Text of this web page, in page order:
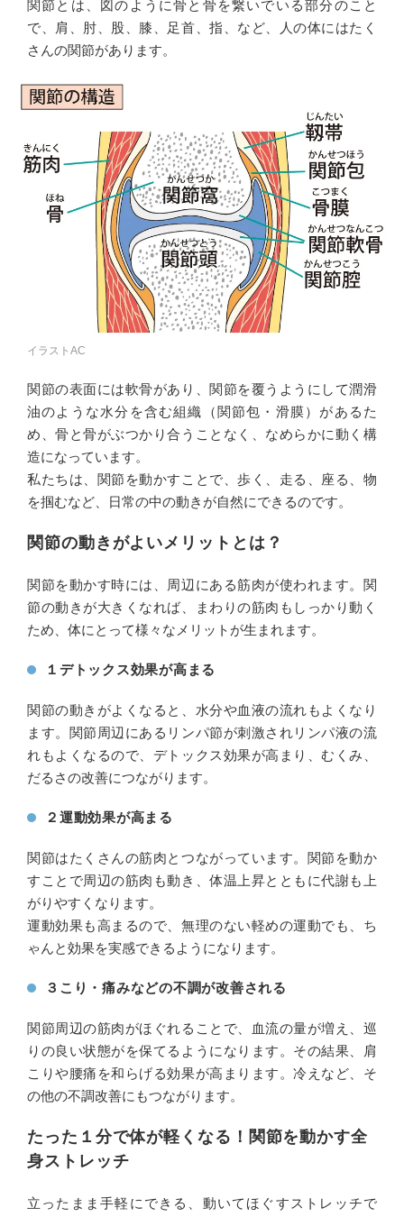
関節とは、図のように骨と骨を繋いでいる部分のこと
で、肩、肘、股、膝、足首、指、など、人の体にはたく
さんの関節があります。
イラストAC
関節の表面には軟骨があり、関節を覆うようにして潤滑
油のような水分を含む組織（関節包・滑膜）があるた
め、骨と骨がぶつかり合うことなく、なめらかに動く構
造になっています。
私たちは、関節を動かすことで、歩く、走る、座る、物
を掴むなど、日常の中の動きが自然にできるのです。
関節の動きがよいメリットとは？
関節を動かす時には、周辺にある筋肉が使われます。関
節の動きが大きくなれば、まわりの筋肉もしっかり動く
ため、体にとって様々なメリットが生まれます。
１デトックス効果が高まる
関節の動きがよくなると、水分や血液の流れもよくなり
ます。関節周辺にあるリンパ節が刺激されリンパ液の流
れもよくなるので、デトックス効果が高まり、むくみ、
だるさの改善につながります。
２運動効果が高まる
関節はたくさんの筋肉とつながっています。関節を動か
すことで周辺の筋肉も動き、体温上昇とともに代謝も上
がりやすくなります。
運動効果も高まるので、無理のない軽めの運動でも、ち
ゃんと効果を実感できるようになります。
３こり・痛みなどの不調が改善される
関節周辺の筋肉がほぐれることで、血流の量が増え、巡
りの良い状態がを保てるようになります。その結果、肩
こりや腰痛を和らげる効果が高まります。冷えなど、そ
の他の不調改善にもつながります。
たった１分で体が軽くなる！関節を動かす全
身ストレッチ
立ったまま手軽にできる、動いてほぐすストレッチで